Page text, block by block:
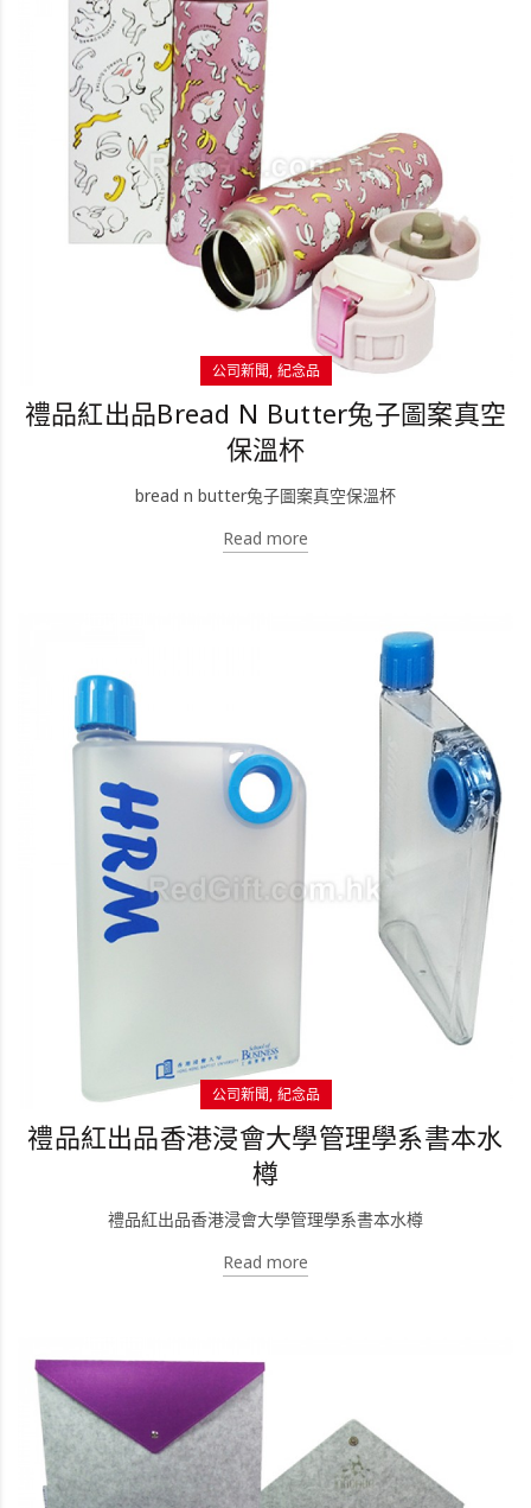
公司新聞 紀念品
禮品紅出品Bread N Butter兔子圖案真空
保溫杯
bread n butter兔子圖案真空保溫杯
Read more
公司新聞 紀念品
禮品紅出品香港浸會大學管理學系書本水
樽
禮品紅出品香港浸會大學管理學系書本水樽
Read more